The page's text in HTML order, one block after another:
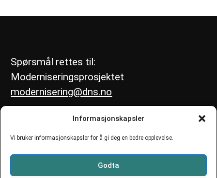
Informasjonskapsler
Vi bruker informasjonskapsler for å gi deg en bedre opplevelse.
Godta
Spørsmål rettes til:
Moderniseringsprosjektet
modernisering@dns.no